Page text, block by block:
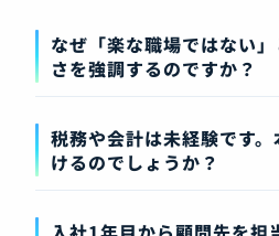
なぜ「楽な職場ではない
さを強調するのですか？
税務や会計は未経験です
けるのでしょうか？